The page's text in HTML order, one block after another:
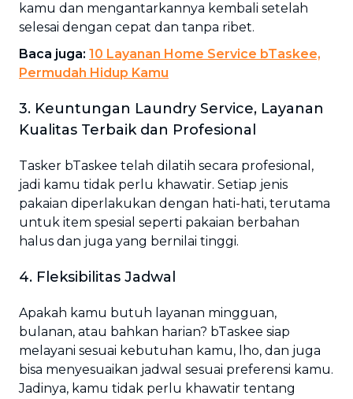
kamu dan mengantarkannya kembali setelah
selesai dengan cepat dan tanpa ribet.
Baca juga: 10 Layanan Home Service bTaskee,
Permudah Hidup Kamu
3. Keuntungan Laundry Service, Layanan
Kualitas Terbaik dan Profesional
Tasker bTaskee telah dilatih secara profesional,
jadi kamu tidak perlu khawatir. Setiap jenis
pakaian diperlakukan dengan hati-hati, terutama
untuk item spesial seperti pakaian berbahan
halus dan juga yang bernilai tinggi.
4. Fleksibilitas Jadwal
Apakah kamu butuh layanan mingguan,
bulanan, atau bahkan harian? bTaskee siap
melayani sesuai kebutuhan kamu, lho, dan juga
bisa menyesuaikan jadwal sesuai preferensi kamu.
Jadinya, kamu tidak perlu khawatir tentang